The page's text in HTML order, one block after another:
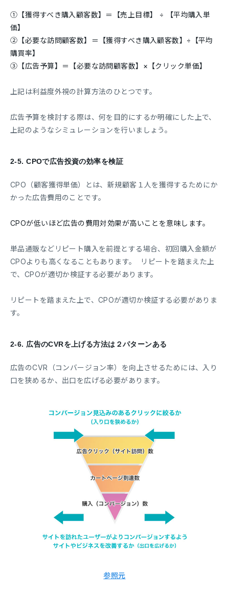
①【獲得すべき購入顧客数】＝【売上目標】 ÷ 【平均購入単
価】
②【必要な訪問顧客数】＝【獲得すべき購入顧客数】÷【平均
購買率】
③【広告予算】＝【必要な訪問顧客数】×【クリック単価】
上記は利益度外視の計算方法のひとつです。
広告予算を検討する際は、何を目的にするか明確にした上で、
上記のようなシミュレーションを行いましょう。
2-5.CPOで広告投資の効率を検証
CPO（顧客獲得単価）とは、新規顧客１人を獲得するためにか
かった広告費用のことです。
CPOが低いほど広告の費用対効果が高いことを意味します。
単品通販などリピート購入を前提とする場合、初回購入金額が
CPOよりも高くなることもあります。 リピートを踏まえた上
で、CPOが適切か検証する必要があります。
リピートを踏まえた上で、CPOが適切か検証する必要がありま
す。
2-6. 広告のCVRを上げる方法は２パターンある
広告のCVR（コンバージョン率）を向上させるためには、入り
口を狭めるか、出口を広げる必要があります。
参照元